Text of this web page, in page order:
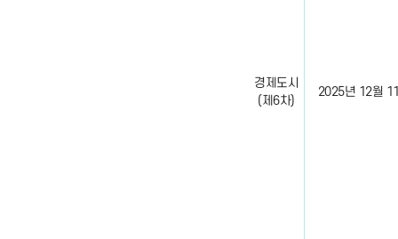
경제도시
(제6차)
2025년 12월